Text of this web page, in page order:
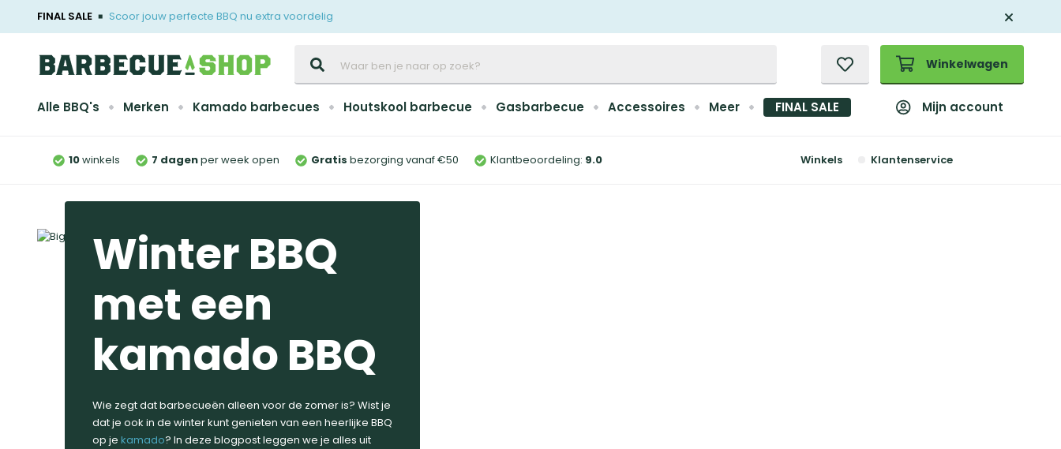
FINAL SALE Scoor jouw perfecte BBQ nu extra voordelig
Winkelwagen
Alle BBQ's Merken Kamado barbecues Houtskool barbecue Gasbarbecue Accessoires Meer FINAL SALE Mijn account
10winkels 7 dagenper week open Gratis bezorging vanaf €50 Klantbeoordeling: 9.0 Winkels Klantenservice
Winter BBQ
met een
kamado BBQ
Wie zegt dat barbecueën alleen voor de zomer is? Wist je
dat je ook in de winter kunt genieten van een heerlijke BBQ
op je kamado? In deze blogpost leggen we je alles uit